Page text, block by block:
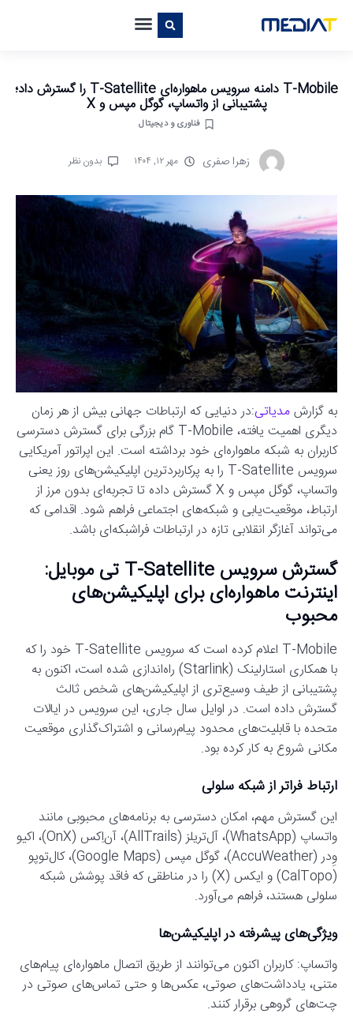
T-Mobile دامنه سرویس ماهواره‌ای T-Satellite را گسترش داد؛
پشتیبانی از واتساپ، گوگل مپس و X
فناوری و دیجیتال
زهرا صفری مهر ۱۲, ۱۴۰۴ بدون نظر
به گزارشمدیاتی:در دنیایی که ارتباطات جهانی بیش از هر زمان
دیگری اهمیت یافته، T-Mobile گام بزرگی برای گسترش دسترسی
کاربران به شبکه ماهواره‌ای خود برداشته است. این اپراتور آمریکایی
سرویس T-Satellite را به پرکاربردترین اپلیکیشن‌های روز یعنی
واتساپ، گوگل مپس و X گسترش داده تا تجربه‌ای بدون مرز از
ارتباط، موقعیت‌یابی و شبکه‌های اجتماعی فراهم شود. اقدامی که
می‌تواند آغازگر انقلابی تازه در ارتباطات فراشبکه‌ای باشد.
گسترش سرویس T-Satellite تی موبایل:
اینترنت ماهواره‌ای برای اپلیکیشن‌های
محبوب
T-Mobile اعلام کرده است که سرویس T-Satellite خود را که
با همکاری استارلینک (Starlink) راه‌اندازی شده است، اکنون به
پشتیبانی از طیف وسیع‌تری از اپلیکیشن‌های شخص ثالث
گسترش داده است. در اوایل سال جاری، این سرویس در ایالات
متحده با قابلیت‌های محدود پیام‌رسانی و اشتراک‌گذاری موقعیت
مکانی شروع به کار کرده بود.
ارتباط فراتر از شبکه سلولی
این گسترش مهم، امکان دسترسی به برنامه‌های محبوبی مانند
واتساپ (WhatsApp)، آل‌تریلز (AllTrails)، آن‌اِکس (OnX)، اکیو
وِدر (AccuWeather)، گوگل مپس (Google Maps)، کال‌توپو
(CalTopo) و ایکس (X) را در مناطقی که فاقد پوشش شبکه
سلولی هستند، فراهم می‌آورد.
ویژگی‌های پیشرفته در اپلیکیشن‌ها
واتساپ: کاربران اکنون می‌توانند از طریق اتصال ماهواره‌ای پیام‌های
متنی، یادداشت‌های صوتی، عکس‌ها و حتی تماس‌های صوتی در
چت‌های گروهی برقرار کنند.